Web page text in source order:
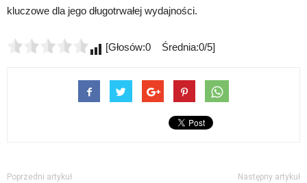
kluczowe dla jego długotrwałej wydajności.
[Głosów:0 Średnia:0/5]
Poprzedni artykuł Następny artykuł